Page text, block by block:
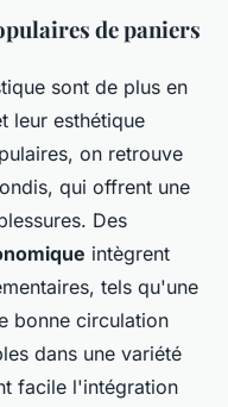
de paniers
sont de plus en
leur esthétique
on retrouve
qui offrent une
Des
intègrent
tels qu'une
bonne circulation
dans une variété
facile l'intégration